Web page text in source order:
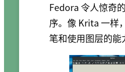
Fedora 令人惊奇
序。像 Krita 一样
笔和使用图层的能